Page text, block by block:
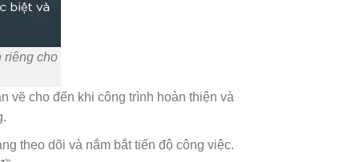
riêng cho
vẽ cho đến khi công trình hoàn thiện và
theo dõi và nắm bắt tiến độ công việc.